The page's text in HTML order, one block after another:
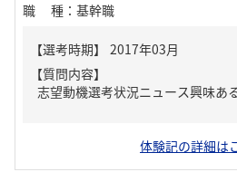
職種 ： 基幹職
【質問内容】
志望動機選考状況ニュース興味あ
体験記の詳細は